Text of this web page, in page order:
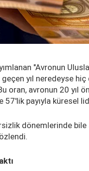
"Avronun
yıl neredeyse
oran, avronun 20 yıl
payıyla küresel
dönemlerinde bile